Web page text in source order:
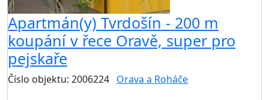
Apartmán(y) Tvrdošín - 200 m
koupání v řece Oravě, super pro
pejskaře
Číslo objektu: 2006224 Orava a Roháče